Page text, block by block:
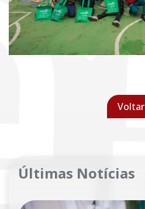
Voltar
Últimas Notícias